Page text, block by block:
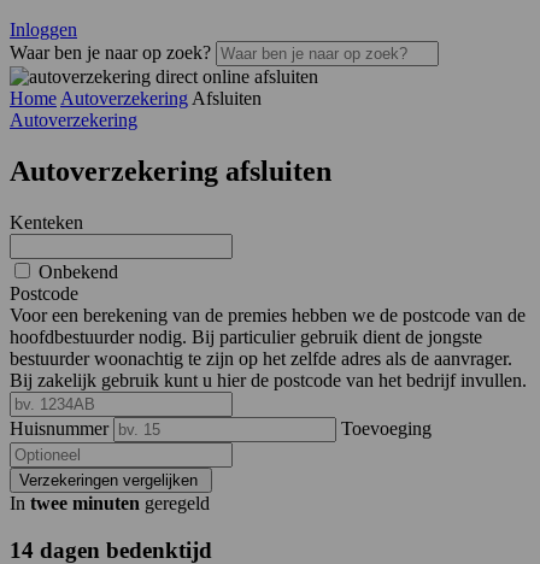
Inloggen
Waar ben je naar op zoek?
Home Autoverzekering Afsluiten
Autoverzekering
Autoverzekering afsluiten
Kenteken
Onbekend
Postcode
Voor een berekening van de premies hebben we de postcode van de
hoofdbestuurder nodig. Bij particulier gebruik dient de jongste
bestuurder woonachtig te zijn op het zelfde adres als de aanvrager.
Bij zakelijk gebruik kunt u hier de postcode van het bedrijf invullen.
Huisnummer Toevoeging
Verzekeringen vergelijken
In twee minuten geregeld
14 dagen bedenktijd